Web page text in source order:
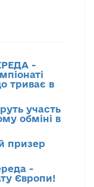
-
триває в
участь
обміні в
призер
-
Європи!